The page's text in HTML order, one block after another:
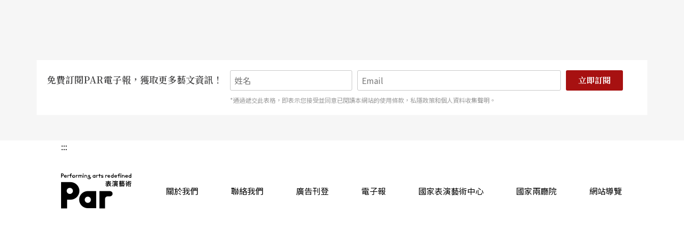
免費訂閱PAR電子報，獲取更多藝文資訊！ 立即訂閱
*通過遞交此表格，即表示您接受並同意已閱讀本網站的使用條款，私隱政策和個人資料收集聲明。
:::
關於我們 聯絡我們 廣告刊登 電子報 國家表演藝術中心 國家兩廳院 網站導覽